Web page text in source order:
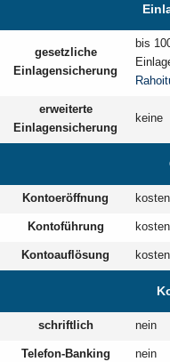
gesetzliche
Einlagensicherung
bis
erweiterte
Einlagensicherung
keine
Kontoeröffnung
Kontoführung
Kontoauflösung
schriftlich nein
Telefon-Banking nein